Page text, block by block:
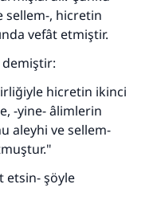
sellem-, hicretin
vefât etmiştir.
demiştir:
hicretin ikinci
-yine- âlimlerin
aleyhi ve sellem-
etsin- şöyle
bir evliliği
için bizi destekle